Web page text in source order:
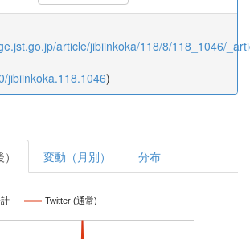
article/jibiinkoka/118/8/118_1046/
jibiinkoka.118.1046)
変動（月別） 分布
Twitter (通常)